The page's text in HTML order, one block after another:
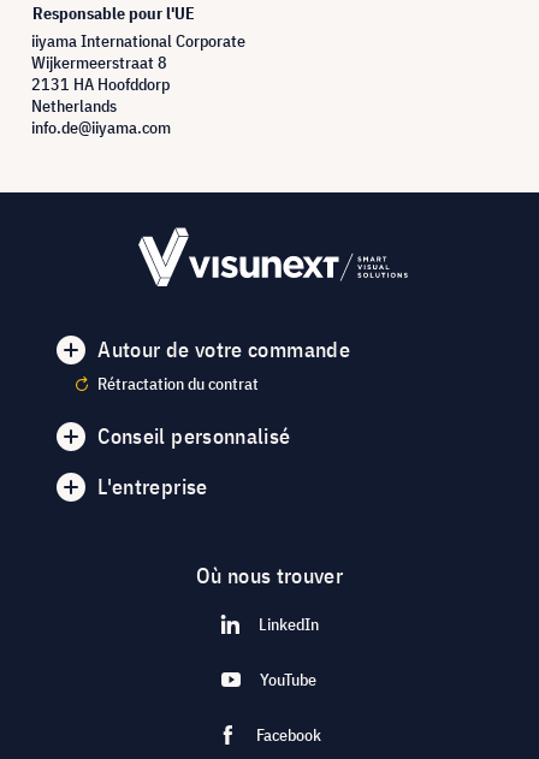
Responsable pour l'UE
iiyama International Corporate
Wijkermeerstraat 8
2131 HA Hoofddorp
Netherlands
info.de@iiyama.com
Autour de votre commande
Rétractation du contrat
Conseil personnalisé
L'entreprise
Où nous trouver
LinkedIn
YouTube
Facebook